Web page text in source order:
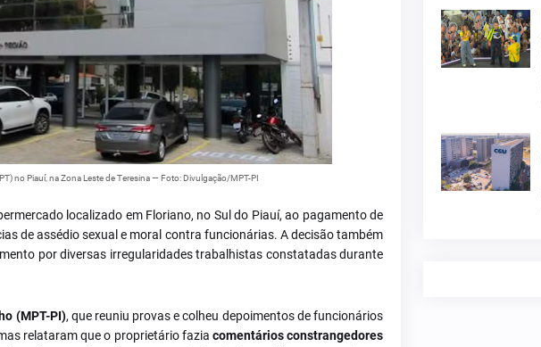
no Piauí, na Zona Leste de Teresina — Foto: Divulgação/MPT-PI
localizado em Floriano, no Sul do Piauí, ao pagamento de
de assédio sexual e moral contra funcionárias. A decisão também
por diversas irregularidades trabalhistas constatadas durante
(MPT-PI), que reuniu provas e colheu depoimentos de funcionários
relataram que o proprietário fazia comentários constrangedores